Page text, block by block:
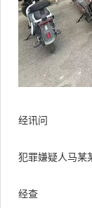
经讯问
犯罪嫌疑人马某
经查